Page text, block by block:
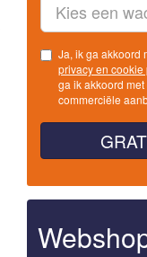
Ja, ik ga akkoord
privacy en cookie
ga ik akkoord met
commerciële